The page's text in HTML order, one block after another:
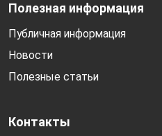
Полезная информация
Публичная информация
Новости
Полезные статьи
Контакты